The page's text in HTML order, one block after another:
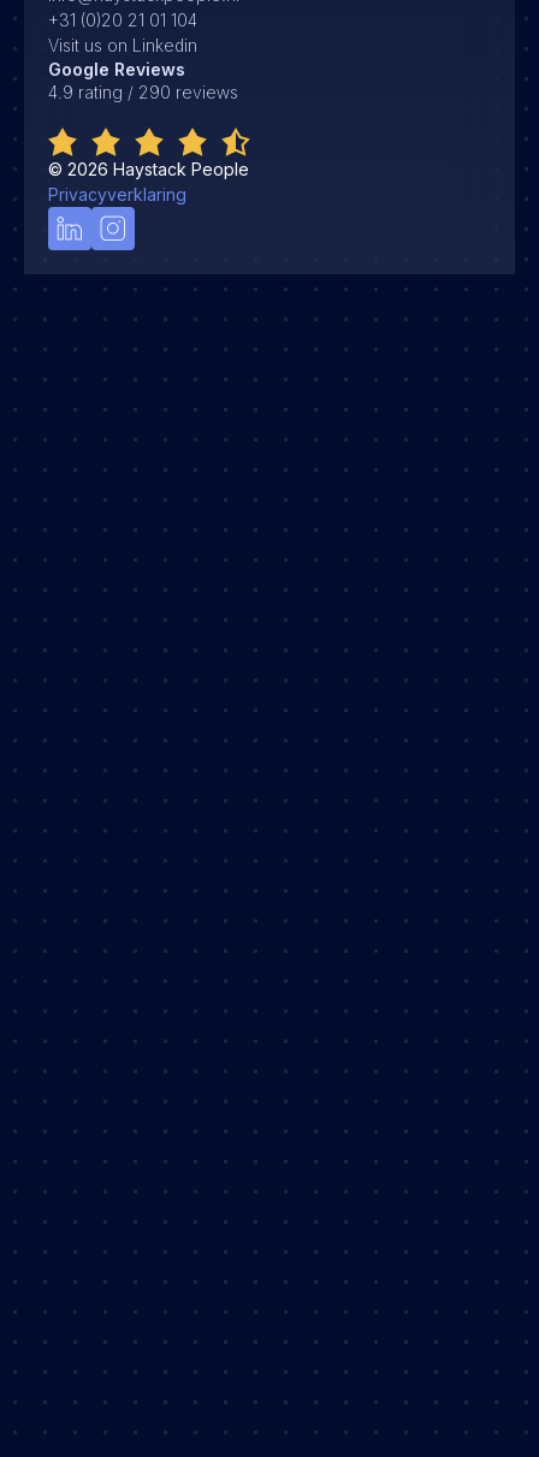
+31 (0)20 21 01 104
Visit us on Linkedin
Google Reviews
4.9 rating / 290 reviews
© 2026 Haystack People
Privacyverklaring